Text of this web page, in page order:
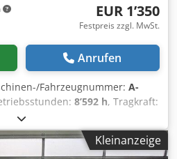
EUR 1’350
Festpreis zzgl. MwSt.
Anrufen
Fahrzeugnummer: A-
8’592 h, Tragkraft:
Seriennummer:
24 V InternationalerKleinanzeige